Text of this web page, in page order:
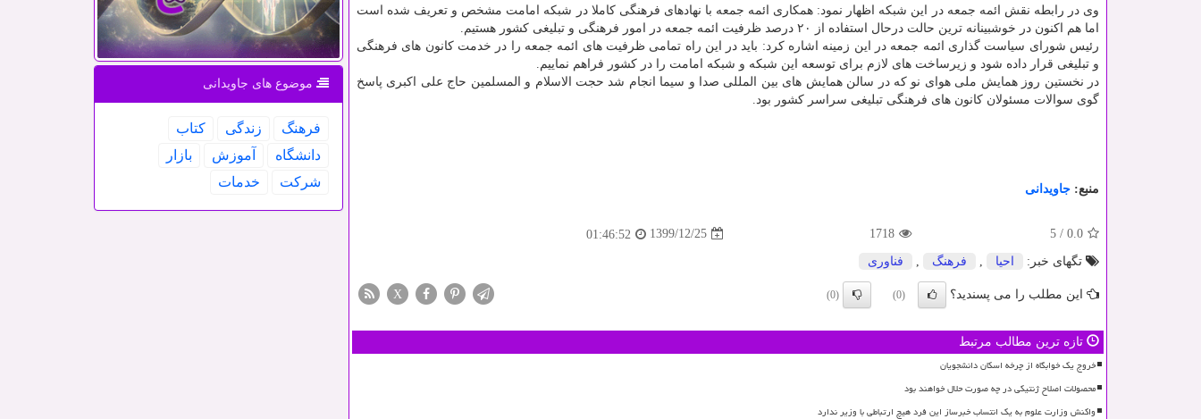
وی در رابطه نقش ائمه جمعه در این شبکه اظهار نمود: همکاری ائمه جمعه با نهادهای فرهنگی کاملا در شبکه امامت مشخص و تعریف شده است
اما هم اکنون در خوشبینانه ترین حالت درحال استفاده از ۲۰ درصد ظرفیت ائمه جمعه در امور فرهنگی و تبلیغی کشور هستیم.
رئیس شورای سیاست گذاری ائمه جمعه در این زمینه اشاره کرد: باید در این راه تمامی ظرفیت های ائمه جمعه را در خدمت کانون های فرهنگی
و تبلیغی قرار داده شود و زیرساخت های لازم برای توسعه این شبکه و شبکه امامت را در کشور فراهم نماییم.
در نخستین روز همایش ملی هوای نو که در سالن همایش های بین المللی صدا و سیما انجام شد حجت الاسلام و المسلمین حاج علی اکبری پاسخ
گوی سوالات مسئولان کانون های فرهنگی تبلیغی سراسر کشور بود.
منبع: جاویدانی
0.0
/
5
1718
1399/12/25
01:46:52
تگهای خبر:
احیا فرهنگ فناوری
این مطلب را می پسندید؟ (0)
(0)
X
تازه ترین مطالب مرتبط
خروج یک خوابگاه از چرخه اسکان دانشجویان
محصولات اصلاح ژنتیکی در چه صورت حلال خواهند بود
واکنش وزارت علوم به یک انتساب خبرساز این فرد هیچ ارتباطی با وزیر ندارد
موضوع های جاویدانی
فرهنگ زندگی
كتاب
دانشگاه
آموزش
بازار
شركت
خدمات